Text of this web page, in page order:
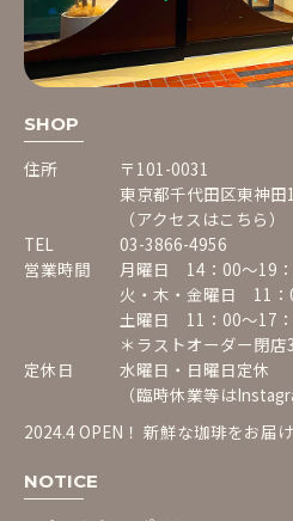
SHOP
住所
〒101-0031
東京都千代田区東神田
（アクセスはこちら）
TEL
03-3866-4956
営業時間
月曜日 14：00〜19
火・木・金曜日 11：
土曜日 11：00〜17
＊ラストオーダー閉店
定休日
水曜日・日曜日定休
（臨時休業等は
2024.4 OPEN！ 新鮮な珈琲をお届
NOTICE